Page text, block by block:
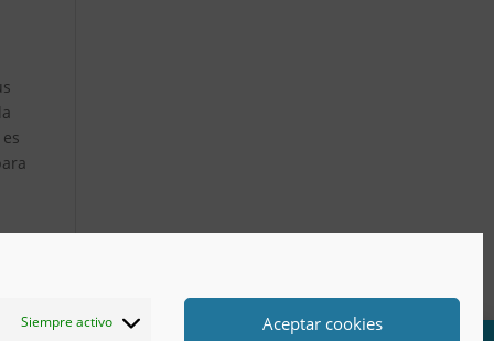
Siempre activo Aceptar cookies